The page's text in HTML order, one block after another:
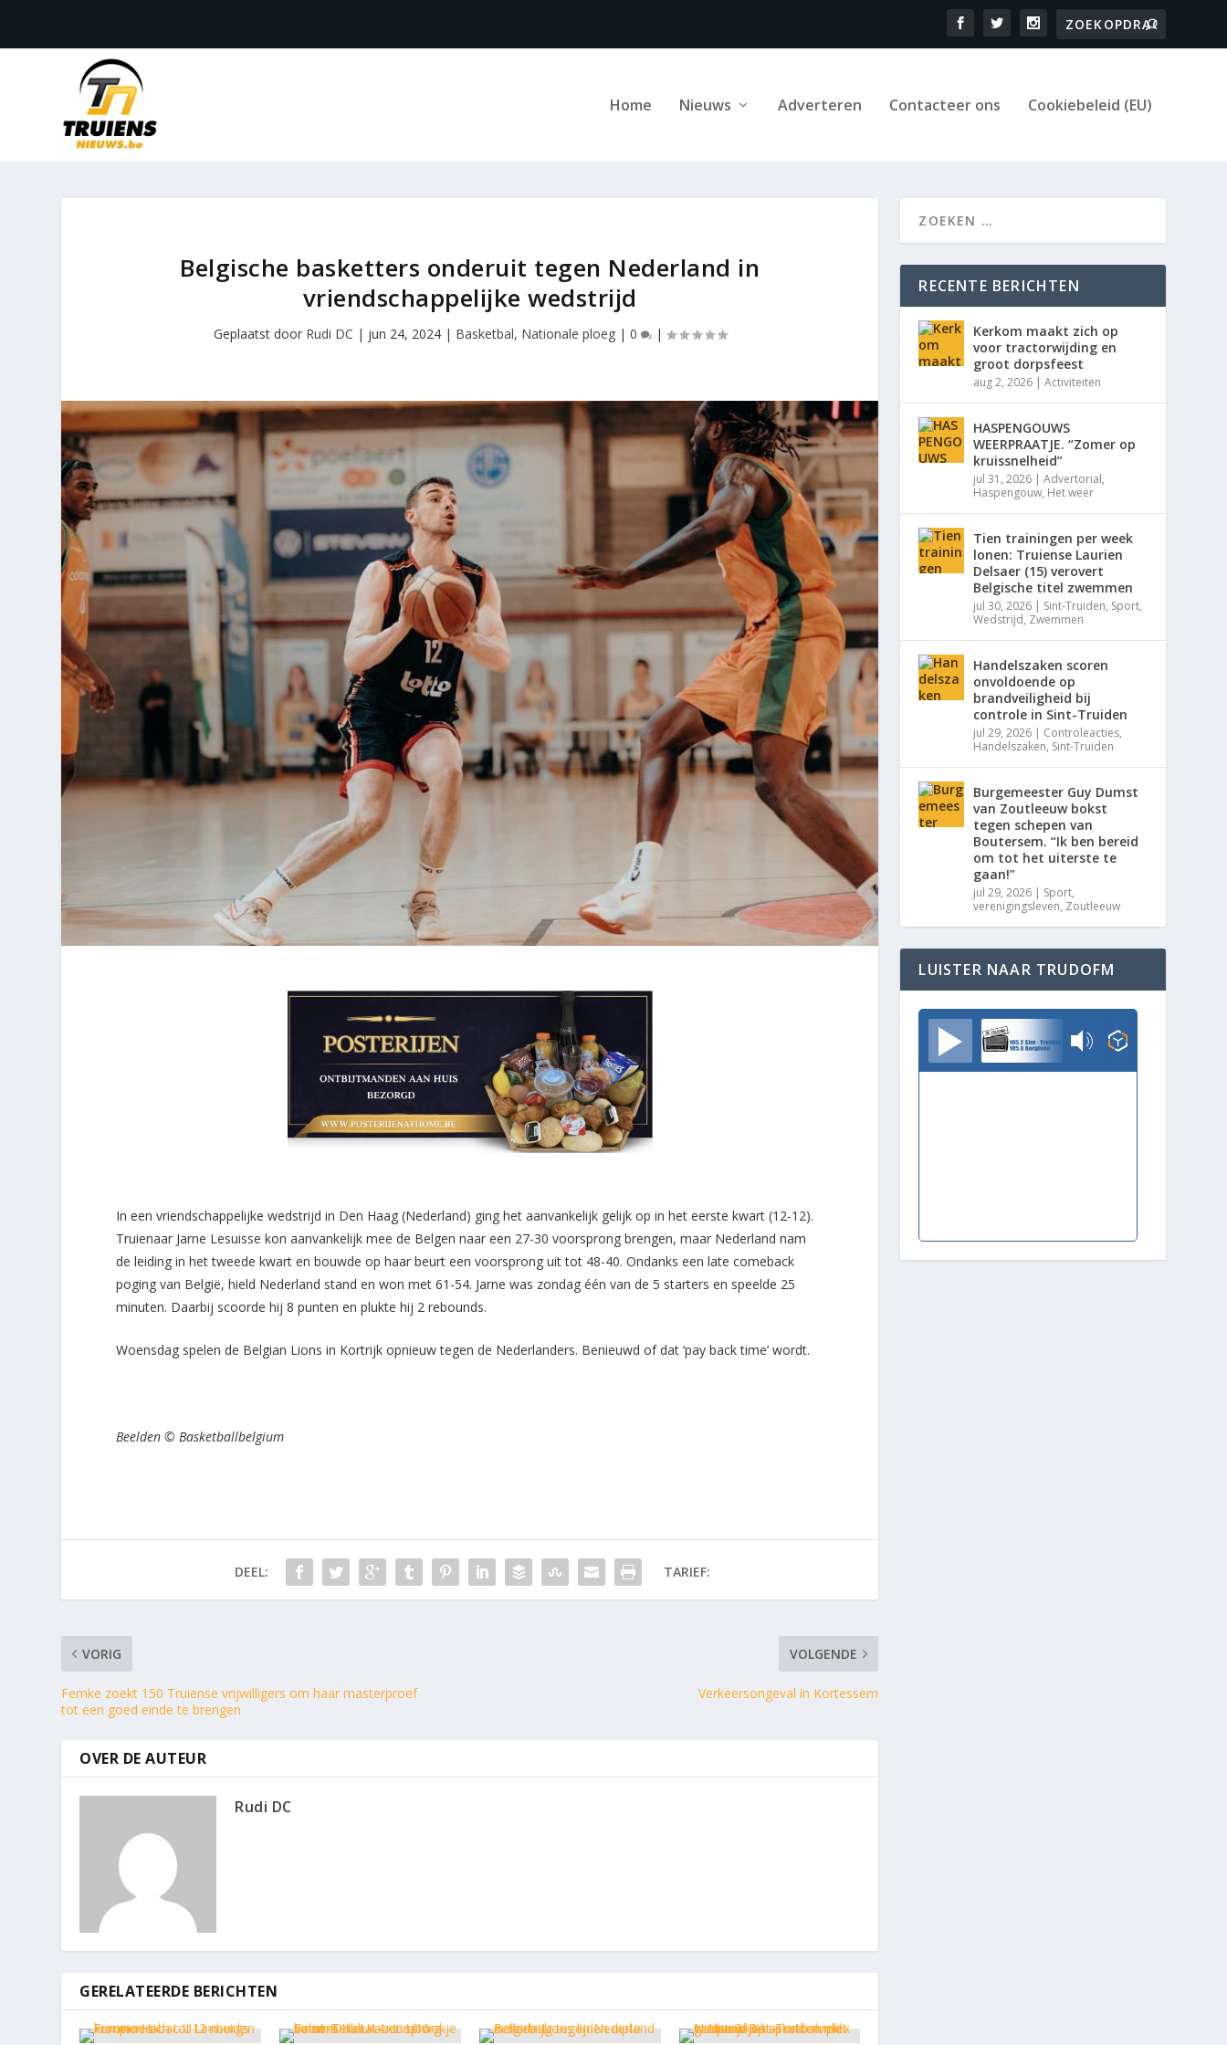
Home Nieuws Adverteren Contacteer ons Cookiebeleid (EU)
Belgische basketters onderuit tegen Nederland in
vriendschappelijke wedstrijd
Geplaatst door Rudi DC | jun 24, 2024| Basketbal, Nationale ploeg| 0 |
In een vriendschappelijke wedstrijd in Den Haag (Nederland) ging het aanvankelijk gelijk op in het eerste kwart (12-12).
Truienaar Jarne Lesuisse kon aanvankelijk mee de Belgen naar een 27-30 voorsprong brengen, maar Nederland nam
de leiding in het tweede kwart en bouwde op haar beurt een voorsprong uit tot 48-40. Ondanks een late comeback
poging van België, hield Nederland stand en won met 61-54. Jarne was zondag één van de 5 starters en speelde 25
minuten. Daarbij scoorde hij 8 punten en plukte hij 2 rebounds.
Woensdag spelen de Belgian Lions in Kortrijk opnieuw tegen de Nederlanders. Benieuwd of dat ‘pay back time’ wordt.
Beelden © Basketballbelgium
DEEL: TARIEF:
VORIG
Femke zoekt 150 Truiense vrijwilligers om haar masterproef
tot een goed einde te brengen
VOLGENDE
Verkeersongeval in Kortessem
OVER DE AUTEUR
Rudi DC
GERELATEERDE BERICHTEN
RECENTE BERICHTEN
Kerkom maakt zich op
voor tractorwijding en
groot dorpsfeest
aug 2, 2026 |Activiteiten
HASPENGOUWS
WEERPRAATJE. “Zomer op
kruissnelheid”
jul 31, 2026 |Advertorial,
Haspengouw, Het weer
Tien trainingen per week
lonen: Truiense Laurien
Delsaer (15) verovert
Belgische titel zwemmen
jul 30, 2026 | Sint-Truiden, Sport,
Wedstrijd, Zwemmen
Handelszaken scoren
onvoldoende op
brandveiligheid bij
controle in Sint-Truiden
jul 29, 2026 | Controleacties,
Handelszaken, Sint-Truiden
Burgemeester Guy Dumst
van Zoutleeuw bokst
tegen schepen van
Boutersem. “Ik ben bereid
om tot het uiterste te
gaan!”
jul 29, 2026 | Sport,
verenigingsleven, Zoutleeuw
LUISTER NAAR TRUDOFM
TrudoFM